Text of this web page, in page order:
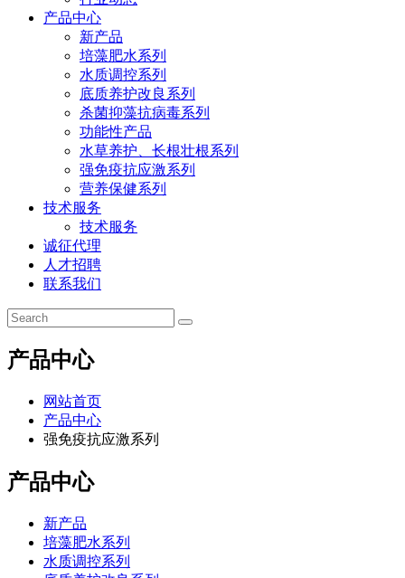
产品中心
新产品
培藻肥水系列
水质调控系列
底质养护改良系列
杀菌抑藻抗病毒系列
功能性产品
水草养护、长根壮根系列
强免疫抗应激系列
营养保健系列
技术服务
技术服务
诚征代理
人才招聘
联系我们
产品中心
网站首页
产品中心
强免疫抗应激系列
产品中心
新产品
培藻肥水系列
水质调控系列